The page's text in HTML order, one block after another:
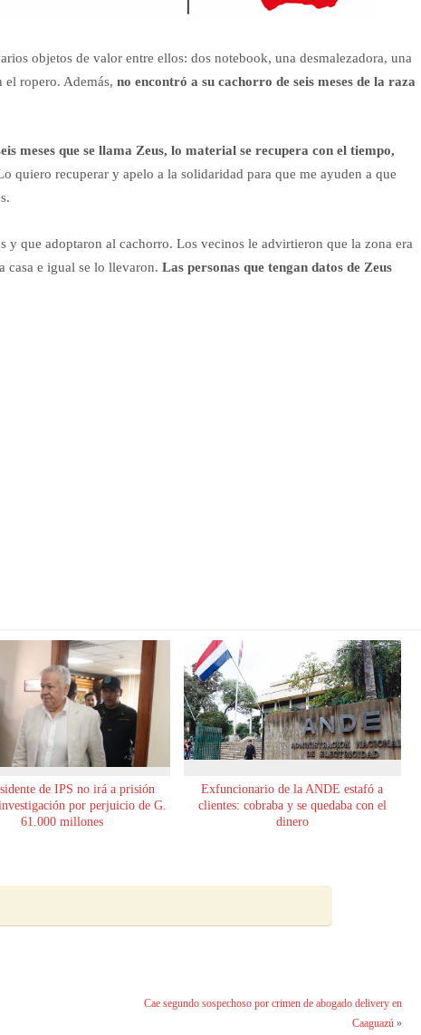
objetos de valor entre ellos: dos notebook, una desmalezadora, una
el ropero. Además, no encontró a su cachorro de seis meses de la raza
meses que se llama Zeus, lo material se recupera con el tiempo,
quiero recuperar y apelo a la solidaridad para que me ayuden a que
y que adoptaron al cachorro. Los vecinos le advirtieron que la zona era
casa e igual se lo llevaron. Las personas que tengan datos de Zeus
de IPS no irá a prisión
por perjuicio de G.
61.000 millones
Exfuncionario de la ANDE estafó a
clientes: cobraba y se quedaba con el
dinero
Cae segundo sospechoso por crimen de abogado delivery en
Caaguazú»